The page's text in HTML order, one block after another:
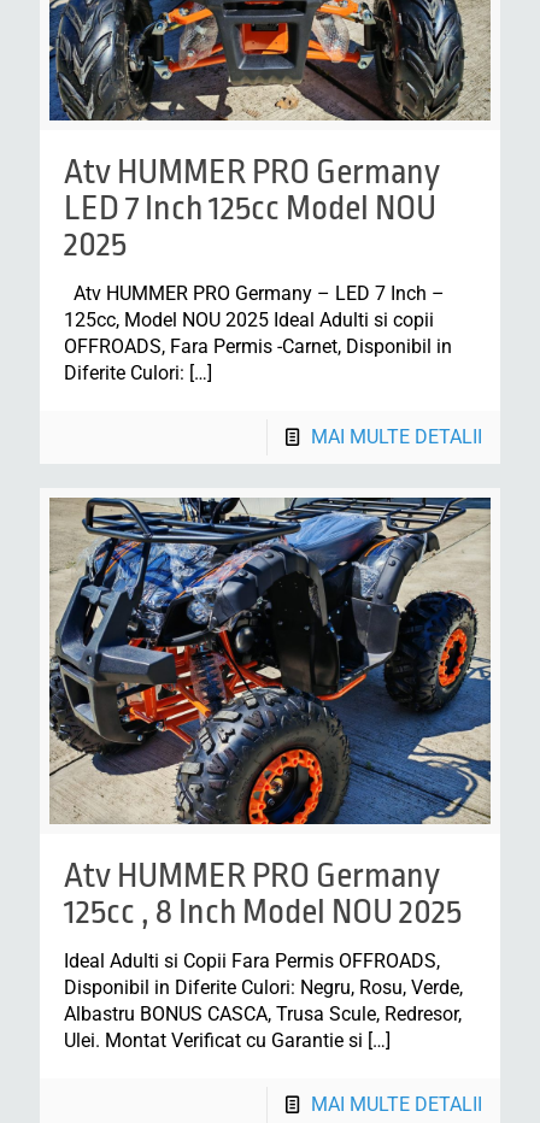
Atv HUMMER PRO Germany
LED 7 Inch 125cc Model NOU
2025
Atv HUMMER PRO Germany – LED 7 Inch –
125cc, Model NOU 2025 Ideal Adulti si copii
OFFROADS, Fara Permis -Carnet, Disponibil in
Diferite Culori: […]
MAI MULTE DETALII
Atv HUMMER PRO Germany
125cc , 8 Inch Model NOU 2025
Ideal Adulti si Copii Fara Permis OFFROADS,
Disponibil in Diferite Culori: Negru, Rosu, Verde,
Albastru BONUS CASCA, Trusa Scule, Redresor,
Ulei. Montat Verificat cu Garantie si […]
MAI MULTE DETALII